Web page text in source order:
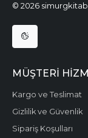
© 2026
MÜŞTERI
Kargo ve Teslimat
Gizlilik ve Güvenlik
Sipariş Koşulları